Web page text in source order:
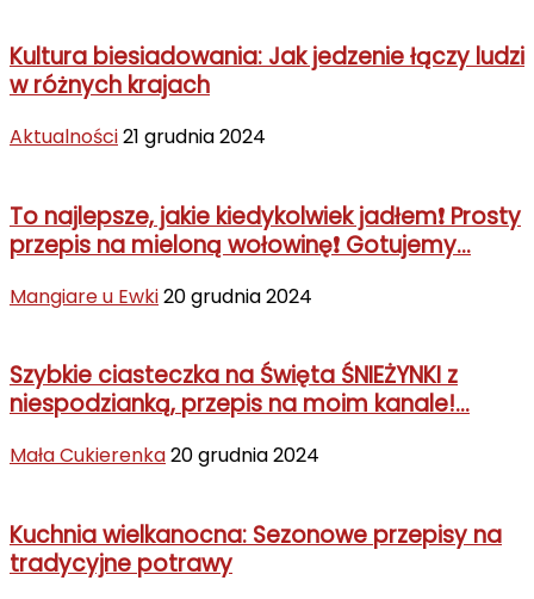
Kultura biesiadowania: Jak jedzenie łączy ludzi
w różnych krajach
Aktualności21 grudnia 2024
To najlepsze, jakie kiedykolwiek jadłem❗ Prosty
przepis na mieloną wołowinę❗ Gotujemy...
Mangiare u Ewki20 grudnia 2024
Szybkie ciasteczka na Święta ŚNIEŻYNKI z
niespodzianką, przepis na moim kanale!...
Mała Cukierenka20 grudnia 2024
Kuchnia wielkanocna: Sezonowe przepisy na
tradycyjne potrawy